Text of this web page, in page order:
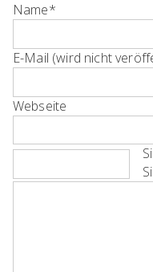
Pflichtfeld
Name*
Pflichtfeld
E-Mail (wird nicht
Webseite